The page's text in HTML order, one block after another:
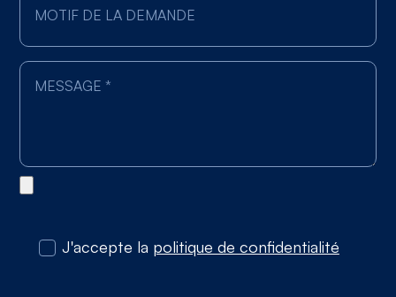
J'accepte la politique de confidentialité